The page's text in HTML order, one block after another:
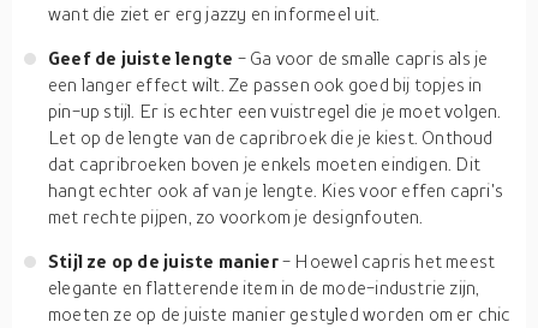
want die ziet er erg jazzy en informeel uit.
Geef de juiste lengte - Ga voor de smalle capris als je
een langer effect wilt. Ze passen ook goed bij topjes in
pin-up stijl. Er is echter een vuistregel die je moet volgen.
Let op de lengte van de capribroek die je kiest. Onthoud
dat capribroeken boven je enkels moeten eindigen. Dit
hangt echter ook af van je lengte. Kies voor effen capri's
met rechte pijpen, zo voorkom je designfouten.
Stijl ze op de juiste manier- Hoewel capris het meest
elegante en flatterende item in de mode-industrie zijn,
moeten ze op de juiste manier gestyled worden om er chic